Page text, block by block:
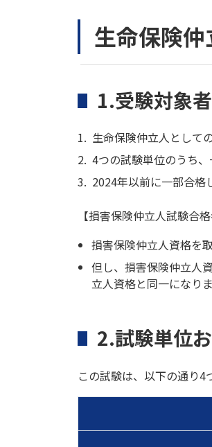
生命保険
1.受験対象者
生命保険仲立人として
4つの試験単位のうち
2024年以前に一部合格
【損害保険仲立人試験合
損害保険仲立人資格を
但し、損害保険仲立人
立人資格と同一になりま
2.試験単位
この試験は、以下の通り4